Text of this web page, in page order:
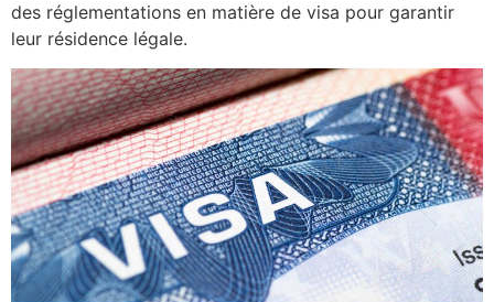
des réglementations en matière de visa pour garantir
leur résidence légale.